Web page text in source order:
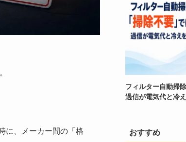
に、メーカー間の「格
フィルター自動掃
過信が電気代と冷
おすすめ